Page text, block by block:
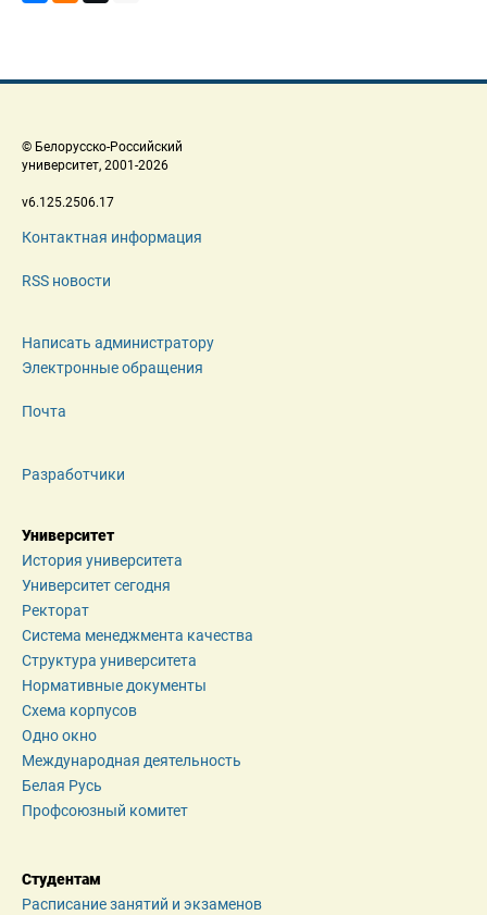
© Белорусско-Российский
университет, 2001-2026
v6.125.2506.17
Контактная информация
RSS новости
Написать администратору
Электронные обращения
Почта
Разработчики
Университет
История университета
Университет сегодня
Ректорат
Система менеджмента качества
Структура университета
Нормативные документы
Схема корпусов
Одно окно
Международная деятельность
Белая Русь
Профсоюзный комитет
Студентам
Расписание занятий и экзаменов